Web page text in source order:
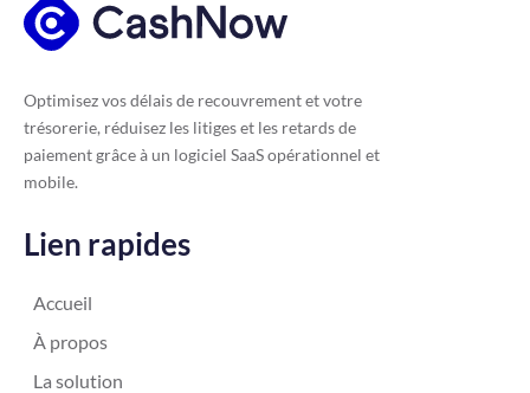
Optimisez vos délais de recouvrement et votre
trésorerie, réduisez les litiges et les retards de
paiement grâce à un logiciel SaaS opérationnel et
mobile.
Lien rapides
Accueil
À propos
La solution